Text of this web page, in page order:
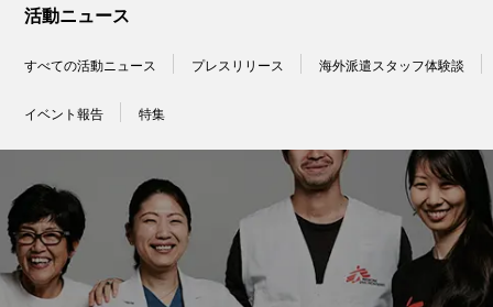
活動ニュース
すべての活動ニュース プレスリリース 海外派遣スタッフ体験談
イベント報告 特集